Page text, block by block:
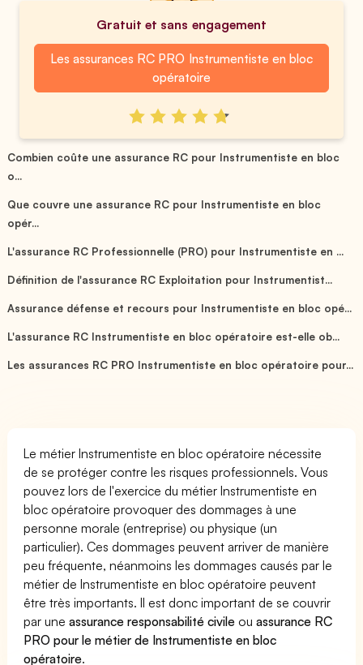
Gratuit et sans engagement
Les assurances RC PRO Instrumentiste en bloc
opératoire
Combien coûte une assurance RC pour Instrumentiste en bloc
o...
Que couvre une assurance RC pour Instrumentiste en bloc
opér...
L'assurance RC Professionnelle (PRO) pour Instrumentiste en ...
Définition de l'assurance RC Exploitation pour Instrumentist...
Assurance défense et recours pour Instrumentiste en bloc opé...
L'assurance RC Instrumentiste en bloc opératoire est-elle ob...
Les assurances RC PRO Instrumentiste en bloc opératoire pour...
Le métier Instrumentiste en bloc opératoire nécessite
de se protéger contre les risques professionnels. Vous
pouvez lors de l'exercice du métier Instrumentiste en
bloc opératoire provoquer des dommages à une
personne morale (entreprise) ou physique (un
particulier). Ces dommages peuvent arriver de manière
peu fréquente, néanmoins les dommages causés par le
métier de Instrumentiste en bloc opératoire peuvent
être très importants. Il est donc important de se couvrir
par uneassurance responsabilité civile ouassurance RC
PRO pour le métier de Instrumentiste en bloc
opératoire.